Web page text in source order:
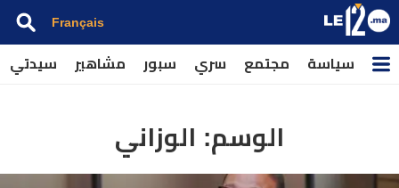
Français
سياسة مجتمع سري سبور مشاهير سيدتي
الوسم: الوزاني